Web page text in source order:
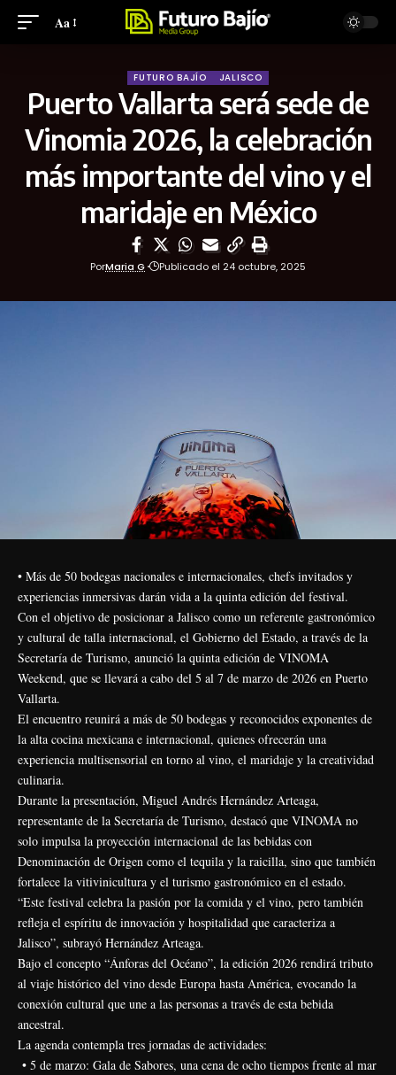
Aa
FUTURO BAJÍO JALISCO
Puerto Vallarta será sede de
Vinomia 2026, la celebración
más importante del vino y el
maridaje en México
PorMaria G Publicado el 24 octubre, 2025
• Más de 50 bodegas nacionales e internacionales, chefs invitados y
experiencias inmersivas darán vida a la quinta edición del festival.
Con el objetivo de posicionar a Jalisco como un referente gastronómico
y cultural de talla internacional, el Gobierno del Estado, a través de la
Secretaría de Turismo, anunció la quinta edición de VINOMA
Weekend, que se llevará a cabo del 5 al 7 de marzo de 2026 en Puerto
Vallarta.
El encuentro reunirá a más de 50 bodegas y reconocidos exponentes de
la alta cocina mexicana e internacional, quienes ofrecerán una
experiencia multisensorial en torno al vino, el maridaje y la creatividad
culinaria.
Durante la presentación, Miguel Andrés Hernández Arteaga,
representante de la Secretaría de Turismo, destacó que VINOMA no
solo impulsa la proyección internacional de las bebidas con
Denominación de Origen como el tequila y la raicilla, sino que también
fortalece la vitivinicultura y el turismo gastronómico en el estado.
“Este festival celebra la pasión por la comida y el vino, pero también
refleja el espíritu de innovación y hospitalidad que caracteriza a
Jalisco”, subrayó Hernández Arteaga.
Bajo el concepto “Ánforas del Océano”, la edición 2026 rendirá tributo
al viaje histórico del vino desde Europa hasta América, evocando la
conexión cultural que une a las personas a través de esta bebida
ancestral.
La agenda contempla tres jornadas de actividades:
• 5 de marzo: Gala de Sabores, una cena de ocho tiempos frente al mar